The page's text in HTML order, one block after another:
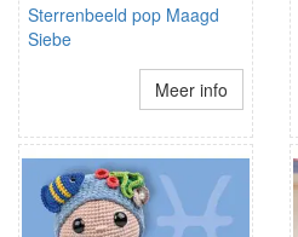
Sterrenbeeld pop Maagd
Siebe
Meer info